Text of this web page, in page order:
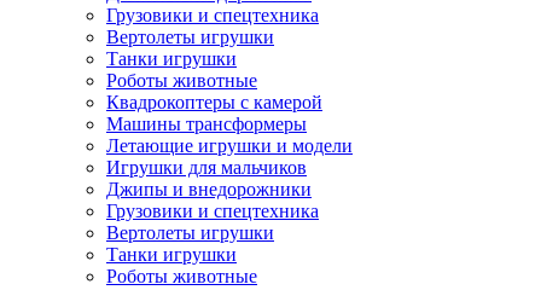
Грузовики и спецтехника
Вертолеты игрушки
Танки игрушки
Роботы животные
Квадрокоптеры с камерой
Машины трансформеры
Летающие игрушки и модели
Игрушки для мальчиков
Джипы и внедорожники
Грузовики и спецтехника
Вертолеты игрушки
Танки игрушки
Роботы животные